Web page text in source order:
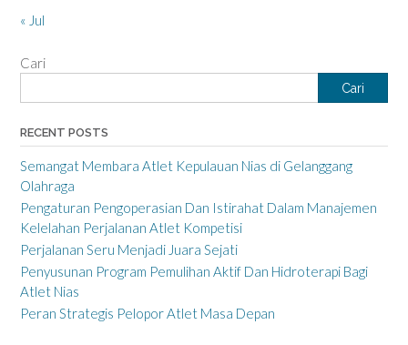
« Jul
Cari
Cari
RECENT POSTS
Semangat Membara Atlet Kepulauan Nias di Gelanggang
Olahraga
Pengaturan Pengoperasian Dan Istirahat Dalam Manajemen
Kelelahan Perjalanan Atlet Kompetisi
Perjalanan Seru Menjadi Juara Sejati
Penyusunan Program Pemulihan Aktif Dan Hidroterapi Bagi
Atlet Nias
Peran Strategis Pelopor Atlet Masa Depan